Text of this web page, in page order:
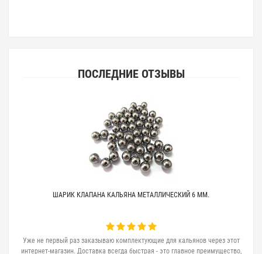
ПОСЛЕДНИЕ ОТЗЫВЫ
ШАРИК КЛАПАНА КАЛЬЯНА МЕТАЛЛИЧЕСКИЙ 6 ММ.
Уже не первый раз заказываю комплектующие для кальянов через этот
интернет-магазин. Доставка всегда быстрая - это главное преимущество,